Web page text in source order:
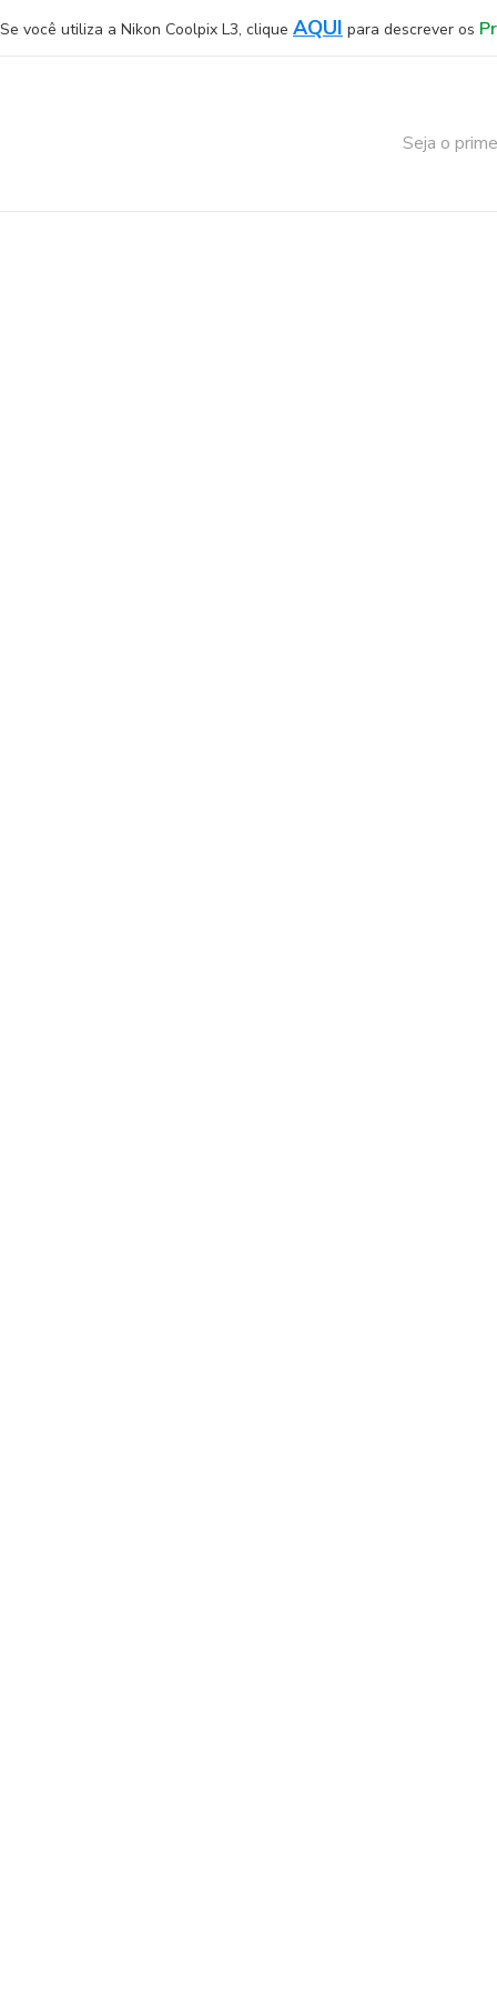
Se você utiliza a Nikon Coolpix L3, clique AQUI para descrever os
Seja o